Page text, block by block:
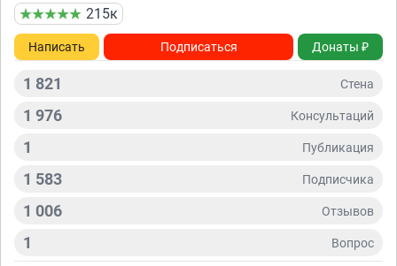
215к
Написать Подписаться Донаты ₽
1 821 Стена
1 976 Консультаций
1 Публикация
1 583 Подписчикa
1 006 Отзывов
1 Вопрос